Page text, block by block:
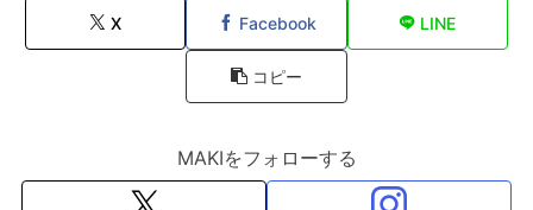
X Facebook LINE
コピー
MAKIをフォローする